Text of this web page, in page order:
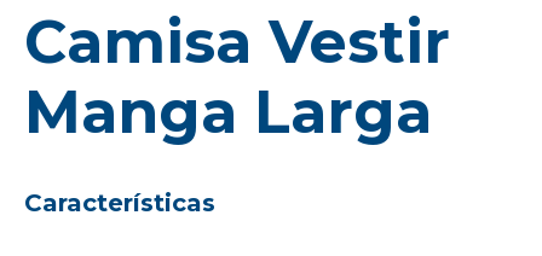
Camisa Vestir
Manga Larga
Características